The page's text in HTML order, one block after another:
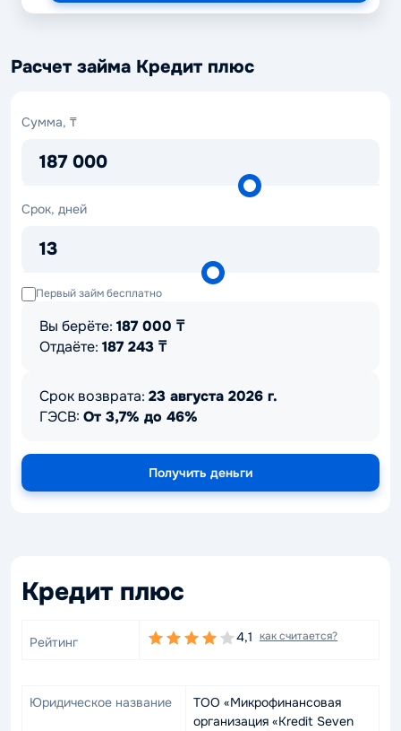
Расчет займа Кредит плюс
Сумма, ₸
187 000
Сумма,
Срок, дней
13
Срок,
Первый займ бесплатно
Вы берёте: 187 000 ₸
Отдаёте: 187 243 ₸
Срок возврата: 23 августа 2026 г.
ГЭСВ: От 3,7% до 46%
Получить деньги
Кредит плюс
Рейтинг 4,1 как считается?
Юридическое название
ТОО «Микрофинансовая
организация «Kredit Seven